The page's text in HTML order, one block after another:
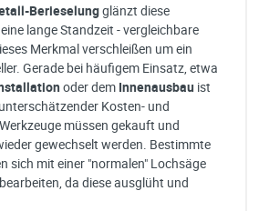
Berieselungglänzt diese
lange Standzeit - vergleichbare
Merkmal verschleißen um ein
Gerade bei häufigem Einsatz, etwa
oder dem Innenausbau ist
Kosten- und
müssen gekauft und
gewechselt werden. Bestimmte
sich mit einer "normalen" Lochsäge
da diese ausglüht und